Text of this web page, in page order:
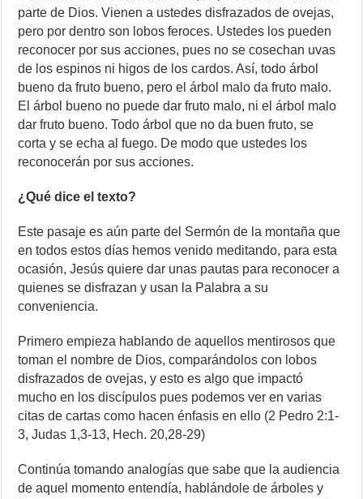
parte de Dios. Vienen a ustedes disfrazados de ovejas,
pero por dentro son lobos feroces. Ustedes los pueden
reconocer por sus acciones, pues no se cosechan uvas
de los espinos ni higos de los cardos. Así, todo árbol
bueno da fruto bueno, pero el árbol malo da fruto malo.
El árbol bueno no puede dar fruto malo, ni el árbol malo
dar fruto bueno. Todo árbol que no da buen fruto, se
corta y se echa al fuego. De modo que ustedes los
reconocerán por sus acciones.
¿Qué dice el texto?
Este pasaje es aún parte del Sermón de la montaña que
en todos estos días hemos venido meditando, para esta
ocasión, Jesús quiere dar unas pautas para reconocer a
quienes se disfrazan y usan la Palabra a su
conveniencia.
Primero empieza hablando de aquellos mentirosos que
toman el nombre de Dios, comparándolos con lobos
disfrazados de ovejas, y esto es algo que impactó
mucho en los discípulos pues podemos ver en varias
citas de cartas como hacen énfasis en ello (2 Pedro 2:1-
3, Judas 1,3-13, Hech. 20,28-29)
Continúa tomando analogías que sabe que la audiencia
de aquel momento entendía, hablándole de árboles y